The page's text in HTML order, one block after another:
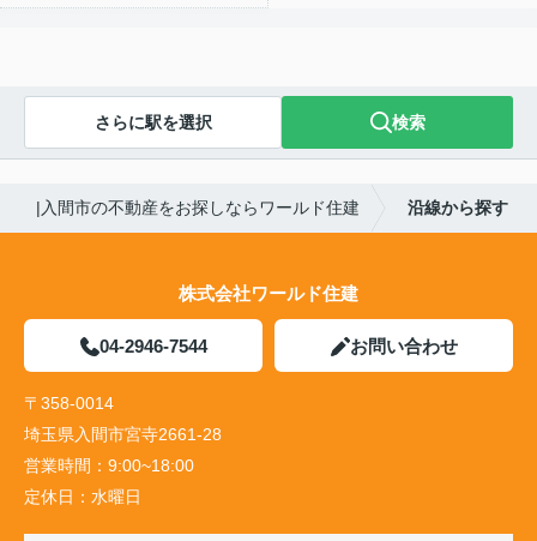
さらに駅を選択 検索
|入間市の不動産をお探しならワールド住建 沿線から探す
株式会社ワールド住建
04-2946-7544 お問い合わせ
〒358-0014
埼玉県入間市宮寺2661-28
営業時間： 9:00~18:00
定休日： 水曜日